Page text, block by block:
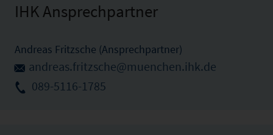
IHK Ansprechpartner
Andreas Fritzsche (Ansprechpartner)
andreas.fritzsche@muenchen.ihk.de
089-5116-1785